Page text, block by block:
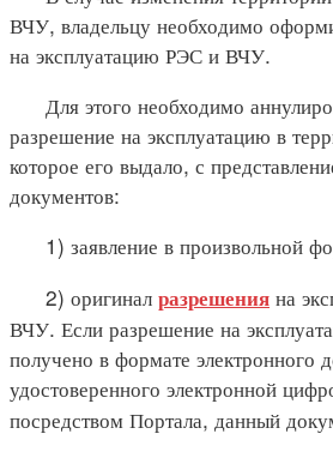
ВЧУ, владельцу необходимо
на эксплуатацию РЭС и ВЧУ.
Для этого необходимо
разрешение на эксплуатацию в
которое его выдало, с
документов:
1) заявление в произвольной
2) оригинал разрешения на
ВЧУ. Если разрешение на
получено в формате электронного
удостоверенного электронной
посредством Портала, данный